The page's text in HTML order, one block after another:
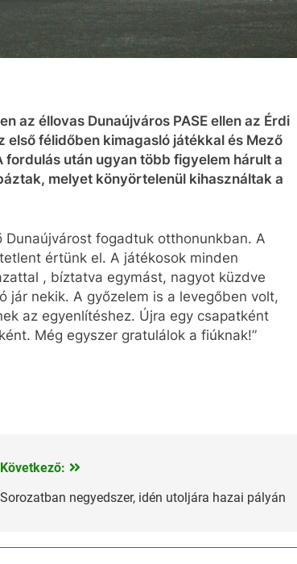
az éllovas Dunaújváros PASE ellen az Érdi
első félidőben kimagasló játékkal és Mező
után ugyan több figyelem hárult a
melyet könyörtelenül kihasználtak a
Dunaújvárost fogadtuk otthonunkban. A
értünk el. A játékosok minden
, bíztatva egymást, nagyot küzdve
jár nekik. A győzelem is a levegőben volt,
az egyenlítéshez. Újra egy csapatként
Még egyszer gratulálok a fiúknak!”
Következő:
Sorozatban negyedszer, idén utoljára hazai pályán